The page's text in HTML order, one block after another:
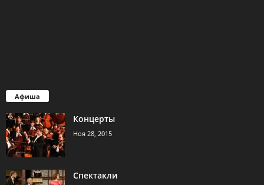
Афиша
Концерты
Ноя 28, 2015
Спектакли